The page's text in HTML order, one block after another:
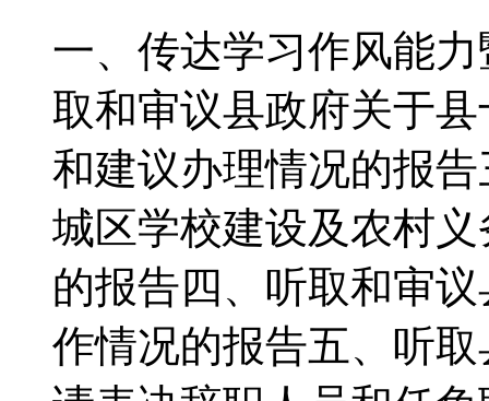
一、传达学习作风能
取和审议县政府关于
和建议办理情况的报
城区学校建设及农村
的报告四、听取和审
作情况的报告五、听